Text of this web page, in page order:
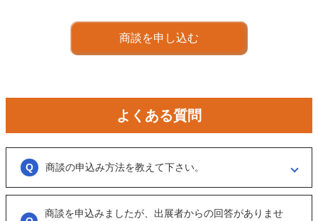
商談を申し込む
よくある質問
商談の申込み方法を教えて下さい。
「商談を申し込む」ボタンからお申し込みください。
商談といっても、急に条件、金額交渉を行う訳ではなくまずは、どのよ
商談を申込みましたが、出展者からの回答がありませ